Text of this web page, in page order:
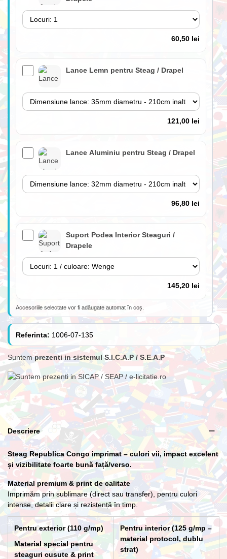
60,50 lei
Lance Lemn pentru Steag / Drapel
121,00 lei
Lance Aluminiu pentru Steag / Drapel
96,80 lei
Suport Podea Interior Steaguri /
Drapele
145,20 lei
Lance 180cm cu suport perete inclus
84,70 lei
Lance cu suport Premium Interior
266,20 lei
Accesoriile selectate vor fi adăugate automat în coș.
Referinta: 1006-07-135
Suntemprezenti in sistemul S.I.C.A.P / S.E.A.P
Descriere
Steag Republica Congo imprimat – culori vii, impact excelent
și vizibilitate foarte bună față/verso.
Material premium & print de calitate
Imprimăm prin sublimare (direct sau transfer), pentru culori
intense, detalii clare și rezistență în timp.
Pentru exterior (110 g/mp)
Material special pentru
steaguri cusute & print
Pentru interior (125 g/mp –
material protocol, dublu
strat)